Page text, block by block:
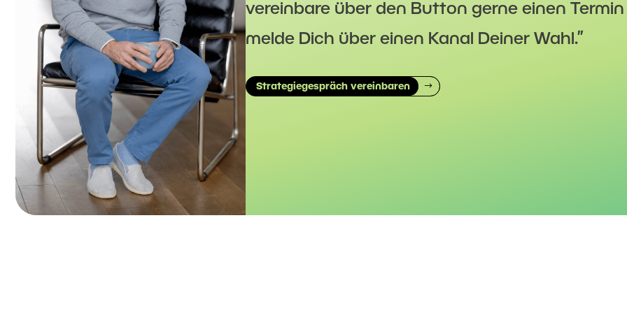
vereinbare über den Button gerne einen
melde Dich über einen Kanal Deiner Wahl.”
Strategiegespräch vereinbaren